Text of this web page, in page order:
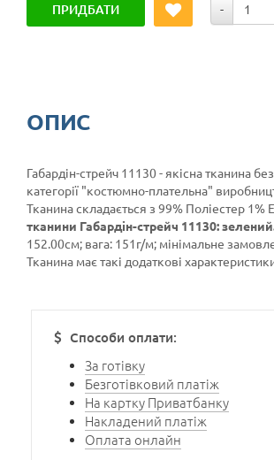
ПРИДБАТИ -
ОПИС
Габардін-стрейч 11130 - якісна тканина
категорії "костюмно-плательна"
Тканина складається з 99% Поліестер 1%
тканини Габардін-стрейч 11130:
152.00см; вага: 151г/м; мінімальне
Тканина має такі додаткові
Способи оплати:
За готівку
Безготівковий платіж
На картку Приватбанку
Накладений платіж
Оплата онлайн